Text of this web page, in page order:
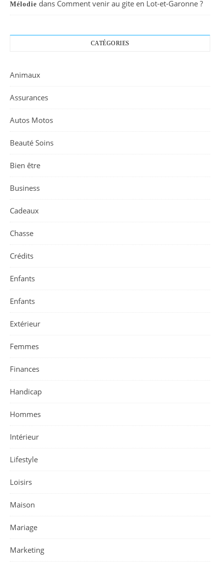
Mélodie dans Comment venir au gite en Lot-et-Garonne ?
CATÉGORIES
Animaux
Assurances
Autos Motos
Beauté Soins
Bien être
Business
Cadeaux
Chasse
Crédits
Enfants
Enfants
Extérieur
Femmes
Finances
Handicap
Hommes
Intérieur
Lifestyle
Loisirs
Maison
Mariage
Marketing